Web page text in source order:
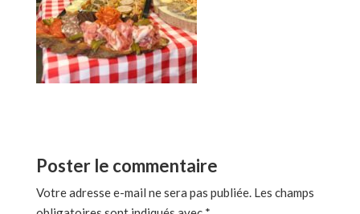
Poster le commentaire
Votre adresse e-mail ne sera pas publiée.Les champs